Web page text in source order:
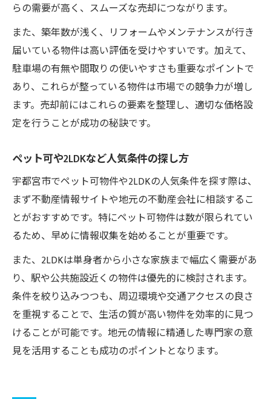
らの需要が高く、スムーズな売却につながります。
また、築年数が浅く、リフォームやメンテナンスが行き
届いている物件は高い評価を受けやすいです。加えて、
駐車場の有無や間取りの使いやすさも重要なポイントで
あり、これらが整っている物件は市場での競争力が増し
ます。売却前にはこれらの要素を整理し、適切な価格設
定を行うことが成功の秘訣です。
ペット可や2LDKなど人気条件の探し方
宇都宮市でペット可物件や2LDKの人気条件を探す際は、
まず不動産情報サイトや地元の不動産会社に相談するこ
とがおすすめです。特にペット可物件は数が限られてい
るため、早めに情報収集を始めることが重要です。
また、2LDKは単身者から小さな家族まで幅広く需要があ
り、駅や公共施設近くの物件は優先的に検討されます。
条件を絞り込みつつも、周辺環境や交通アクセスの良さ
を重視することで、生活の質が高い物件を効率的に見つ
けることが可能です。地元の情報に精通した専門家の意
見を活用することも成功のポイントとなります。